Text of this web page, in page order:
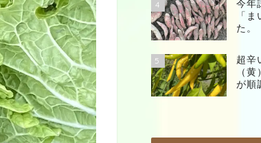
4
今年
「
た。
5
超辛
（
が順